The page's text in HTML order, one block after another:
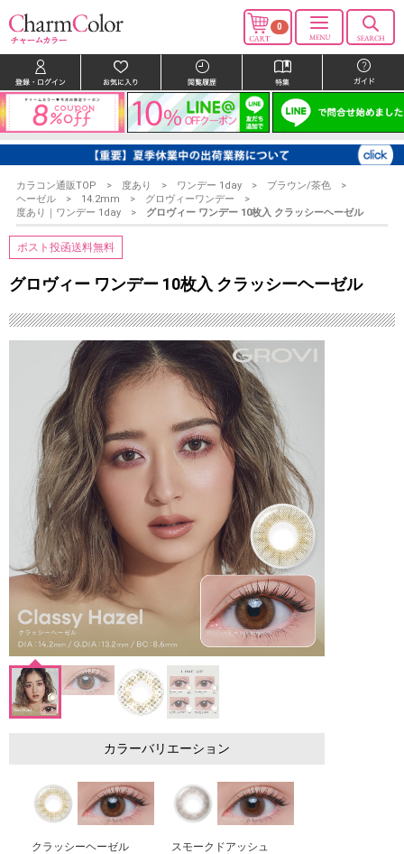
0
カラコン通販TOP 度あり ワンデー 1day
ブラウン/茶色
ヘーゼル
14.2mm
グロヴィーワンデー
度あり｜ワンデー 1day
グロヴィー ワンデー 10枚入 クラッシーヘーゼル
ポスト投函送料無料
グロヴィー ワンデー 10枚入 クラッシーヘーゼル
カラーバリエーション
クラッシーヘーゼル スモークドアッシュ